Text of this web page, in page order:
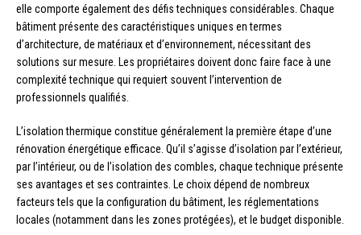
elle comporte également des défis techniques considérables. Chaque
bâtiment présente des caractéristiques uniques en termes
d’architecture, de matériaux et d’environnement, nécessitant des
solutions sur mesure. Les propriétaires doivent donc faire face à une
complexité technique qui requiert souvent l’intervention de
professionnels qualifiés.
L’isolation thermique constitue généralement la première étape d’une
rénovation énergétique efficace. Qu’il s’agisse d’isolation par l’extérieur,
par l’intérieur, ou de l’isolation des combles, chaque technique présente
ses avantages et ses contraintes. Le choix dépend de nombreux
facteurs tels que la configuration du bâtiment, les réglementations
locales (notamment dans les zones protégées), et le budget disponible.